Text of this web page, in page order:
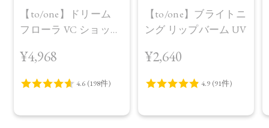
【to/one】ドリーム
フローラ VC ショット
¥4,968
【to/one】ブライトニ
ング リップバーム UV
¥2,640